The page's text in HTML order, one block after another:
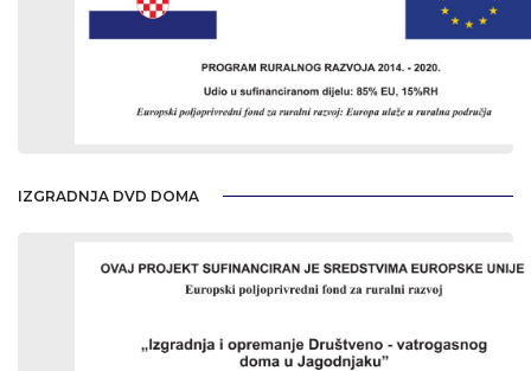
IZGRADNJA DVD DOMA